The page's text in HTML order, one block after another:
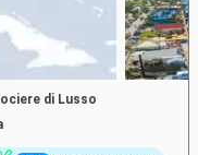
di Lusso